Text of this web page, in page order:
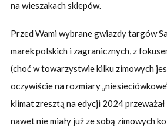
na wieszakach sklepów.
Przed Wami wybrane gwiazdy targów
marek polskich i zagranicznych, z
(choć w towarzystwie kilku zimowych
oczywiście na rozmiary
klimat zresztą na edycji 2024
nawet nie miały już ze sobą zimowych